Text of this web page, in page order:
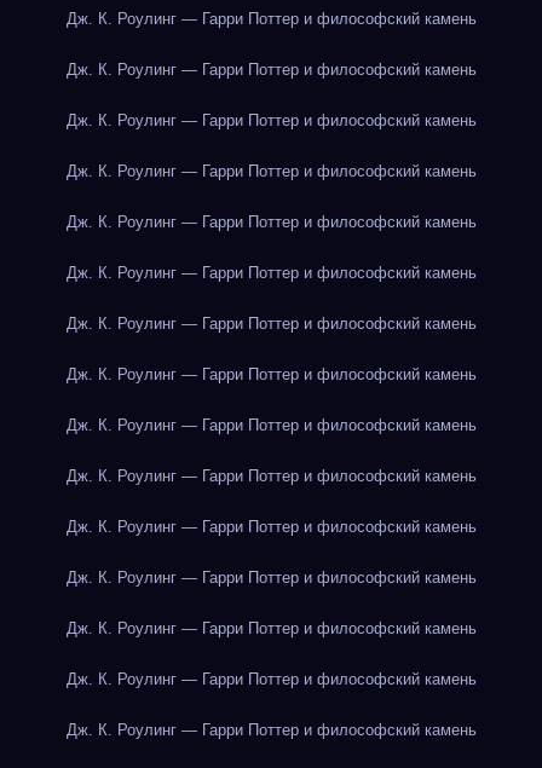
Дж. К. Роулинг — Гарри Поттер и философский камень
Дж. К. Роулинг — Гарри Поттер и философский камень
Дж. К. Роулинг — Гарри Поттер и философский камень
Дж. К. Роулинг — Гарри Поттер и философский камень
Дж. К. Роулинг — Гарри Поттер и философский камень
Дж. К. Роулинг — Гарри Поттер и философский камень
Дж. К. Роулинг — Гарри Поттер и философский камень
Дж. К. Роулинг — Гарри Поттер и философский камень
Дж. К. Роулинг — Гарри Поттер и философский камень
Дж. К. Роулинг — Гарри Поттер и философский камень
Дж. К. Роулинг — Гарри Поттер и философский камень
Дж. К. Роулинг — Гарри Поттер и философский камень
Дж. К. Роулинг — Гарри Поттер и философский камень
Дж. К. Роулинг — Гарри Поттер и философский камень
Дж. К. Роулинг — Гарри Поттер и философский камень